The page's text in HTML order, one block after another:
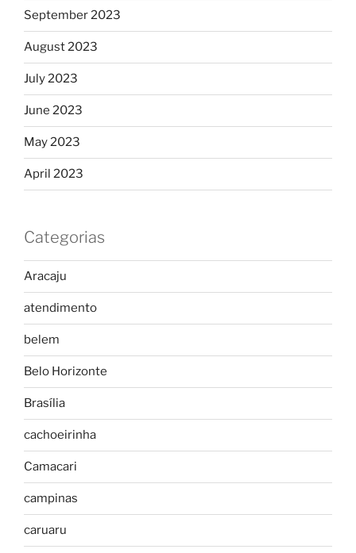
September 2023
August 2023
July 2023
June 2023
May 2023
April 2023
Categorias
Aracaju
atendimento
belem
Belo Horizonte
Brasília
cachoeirinha
Camacari
campinas
caruaru